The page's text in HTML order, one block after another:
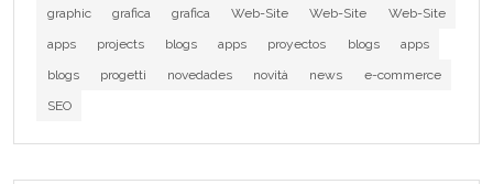
graphic grafica grafica Web-Site Web-Site
Web-Site
apps
projects blogs apps proyectos blogs
apps
blogs
progetti novedades novità news
e-commerce
SEO